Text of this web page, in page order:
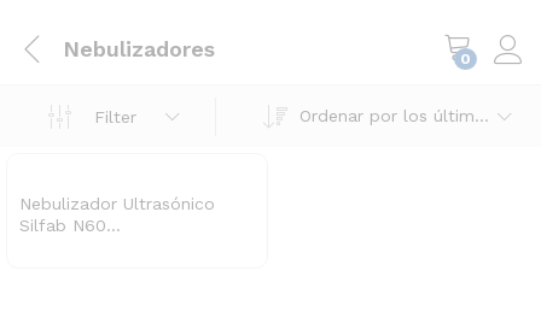
Nebulizadores 0
Filter Ordenar por los últimos
Nebulizador Ultrasónico
Silfab N60...